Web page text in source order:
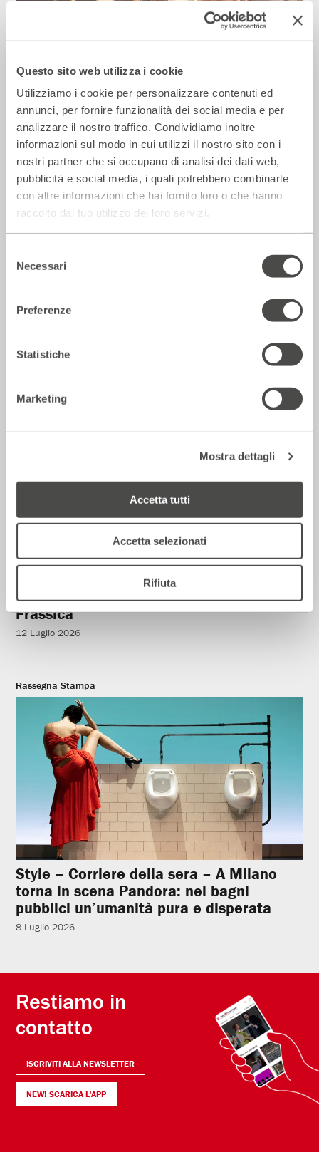
Questo sito web utilizza i cookie
Utilizziamo i cookie per personalizzare contenuti ed
annunci, per fornire funzionalità dei social media e per
analizzare il nostro traffico. Condividiamo inoltre
informazioni sul modo in cui utilizzi il nostro sito con i
nostri partner che si occupano di analisi dei dati web,
pubblicità e social media, i quali potrebbero combinarle
con altre informazioni che hai fornito loro o che hanno
raccolto dal tuo utilizzo dei loro servizi.
delNecessari
Preferenze
Statistiche
Marketing
Mostra dettagli
Accetta tutti
Accetta selezionati
Rifiuta
Il Giornale – Mirandolina intona le note
28 Luglio 2026
Rassegna Stampa
La Repubblica – In scena gli eroi di
14 Luglio 2026
Rassegna Stampa
Corriere della sera – Io, tra Ferragni e
Frassica
12 Luglio 2026
Rassegna Stampa
Style – Corriere della sera – A Milano
torna in scena Pandora: nei bagni
pubblici un’umanità pura e disperata
8 Luglio 2026
Restiamo in
contatto
ISCRIVITI ALLA NEWSLETTER
NEW! SCARICA L'APP